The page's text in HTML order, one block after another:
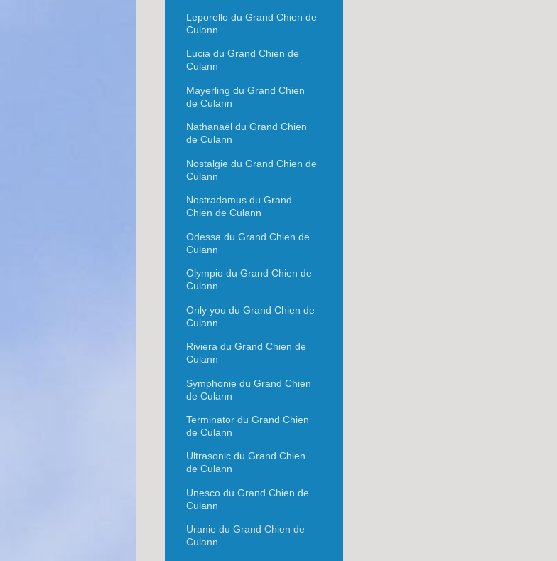
Leporello du Grand Chien de
Culann
Lucia du Grand Chien de
Culann
Mayerling du Grand Chien
de Culann
Nathanaël du Grand Chien
de Culann
Nostalgie du Grand Chien de
Culann
Nostradamus du Grand
Chien de Culann
Odessa du Grand Chien de
Culann
Olympio du Grand Chien de
Culann
Only you du Grand Chien de
Culann
Riviera du Grand Chien de
Culann
Symphonie du Grand Chien
de Culann
Terminator du Grand Chien
de Culann
Ultrasonic du Grand Chien
de Culann
Unesco du Grand Chien de
Culann
Uranie du Grand Chien de
Culann